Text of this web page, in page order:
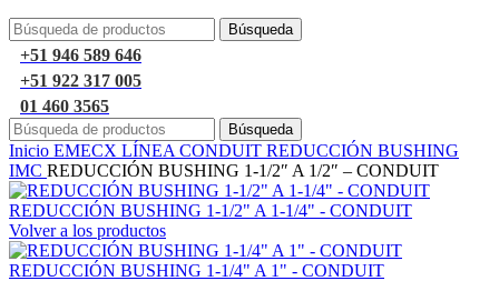
Búsqueda
+51 946 589 646
+51 922 317 005
01 460 3565
Búsqueda
Inicio EMECX LÍNEA CONDUIT REDUCCIÓN BUSHING
IMC REDUCCIÓN BUSHING 1-1/2″ A 1/2″ – CONDUIT
REDUCCIÓN BUSHING 1-1/2" A 1-1/4" - CONDUIT
Volver a los productos
REDUCCIÓN BUSHING 1-1/4" A 1" - CONDUIT